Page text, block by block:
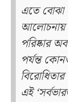
এতে বোঝা
আলোচনায়
পরিষ্কার
পর্যন্ত
এই